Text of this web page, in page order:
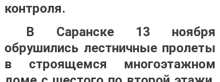
контроля.
В Саранске 13 ноября
обрушились лестничные пролеты
в строящемся многоэтажном